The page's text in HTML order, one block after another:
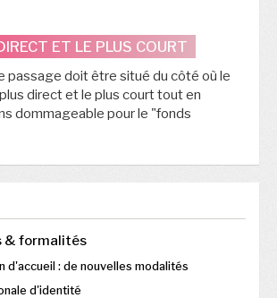
ET LE PLUS COURT
passage doit être situé du côté où le
direct et le plus court tout en
dommageable pour le "fonds
& formalités
d'accueil : de nouvelles modalités
d'identité